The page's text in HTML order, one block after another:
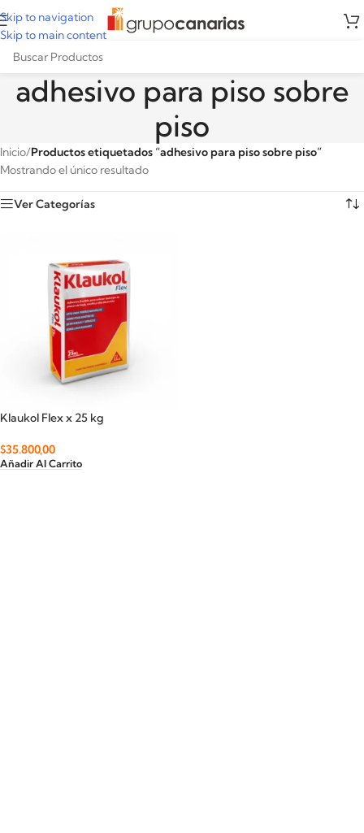
Skip to navigation
Skip to main content
adhesivo para piso sobre
piso
Inicio/Productos etiquetados “adhesivo para piso sobre piso”
Mostrando el único resultado
Ver Categorías
Klaukol Flex x 25 kg
$35.800,00
Añadir Al Carrito